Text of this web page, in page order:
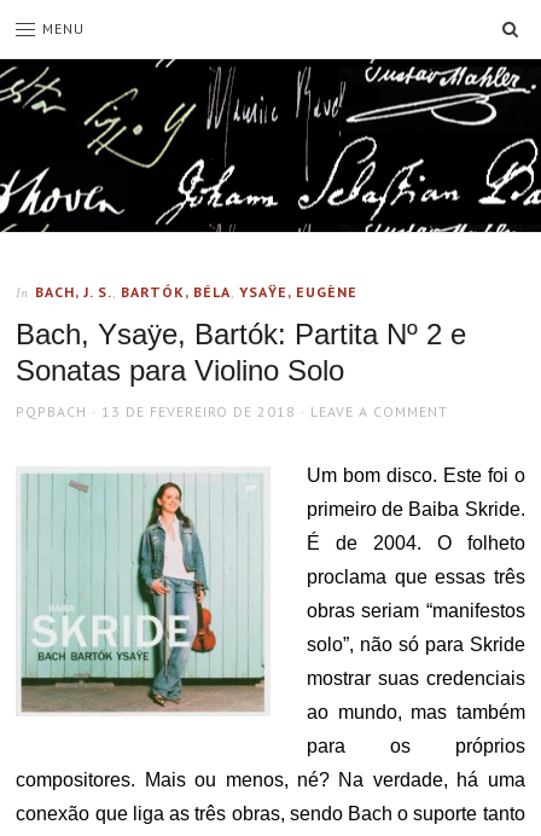
MENU
In BACH, J. S., BARTÓK, BÉLA,YSAŸE, EUGÈNE
Bach, Ysaÿe, Bartók: Partita Nº 2 e
Sonatas para Violino Solo
AUTHOR
PQPBACH
POSTED
13 DE FEVEREIRO DE 2018 LEAVE A COMMENT
Um bom disco. Este foi o
primeiro de Baiba Skride.
É de 2004. O folheto
proclama que essas três
obras seriam “manifestos
solo”, não só para Skride
mostrar suas credenciais
ao mundo, mas também
para os próprios
compositores. Mais ou menos, né? Na verdade, há uma
conexão que liga as três obras, sendo Bach o suporte tanto